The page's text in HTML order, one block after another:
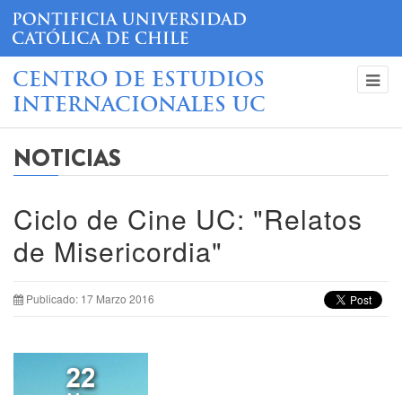
CENTRO DE ESTUDIOS
INTERNACIONALES UC
NOTICIAS
Ciclo de Cine UC: "Relatos
de Misericordia"
Publicado: 17 Marzo 2016